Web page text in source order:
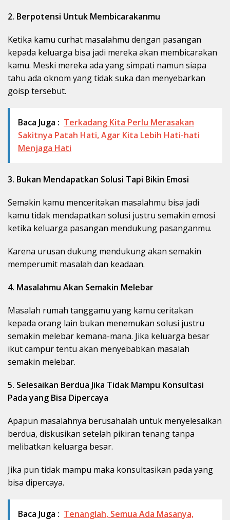
2. Berpotensi Untuk Membicarakanmu
Ketika kamu curhat masalahmu dengan pasangan
kepada keluarga bisa jadi mereka akan membicarakan
kamu. Meski mereka ada yang simpati namun siapa
tahu ada oknom yang tidak suka dan menyebarkan
goisp tersebut.
Baca Juga : Terkadang Kita Perlu Merasakan
Sakitnya Patah Hati, Agar Kita Lebih Hati-hati
Menjaga Hati
3. Bukan Mendapatkan Solusi Tapi Bikin Emosi
Semakin kamu menceritakan masalahmu bisa jadi
kamu tidak mendapatkan solusi justru semakin emosi
ketika keluarga pasangan mendukung pasanganmu.
Karena urusan dukung mendukung akan semakin
memperumit masalah dan keadaan.
4. Masalahmu Akan Semakin Melebar
Masalah rumah tanggamu yang kamu ceritakan
kepada orang lain bukan menemukan solusi justru
semakin melebar kemana-mana. Jika keluarga besar
ikut campur tentu akan menyebabkan masalah
semakin melebar.
5. Selesaikan Berdua Jika Tidak Mampu Konsultasi
Pada yang Bisa Dipercaya
Apapun masalahnya berusahalah untuk menyelesaikan
berdua, diskusikan setelah pikiran tenang tanpa
melibatkan keluarga besar.
Jika pun tidak mampu maka konsultasikan pada yang
bisa dipercaya.
Baca Juga : Tenanglah, Semua Ada Masanya,